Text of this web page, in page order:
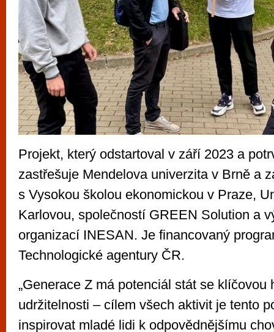
Projekt, který odstartoval v září 2023 a
zastřešuje Mendelova univerzita v Brně a
s Vysokou školou ekonomickou v Praze,
Karlovou, společností GREEN Solution a
organizací INESAN. Je financovaný
Technologické agentury ČR.
„Generace Z má potenciál stát se klíčovou
udržitelnosti – cílem všech aktivit je tento
inspirovat mladé lidi k odpovědnějšímu